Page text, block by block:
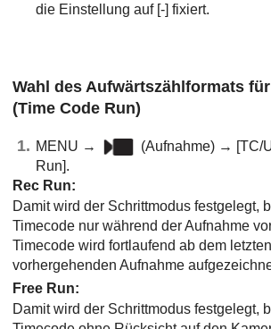
die Einstellung auf [-] fixiert.
Wahl des Aufwärtszählformats
(Time Code Run)
MENU → (Aufnahme) → [TC/
Run].
Rec Run:
Damit wird der Schrittmodus festgelegt,
Timecode nur während der Aufnahme
Timecode wird fortlaufend ab dem
vorhergehenden Aufnahme
Free Run:
Damit wird der Schrittmodus festgelegt,